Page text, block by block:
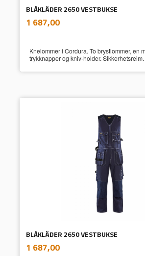
BLÅKLÄDER 2650 VESTBUKSE
Pris
1 687,00mva.
Knelommer i Cordura. To brystlommer, en
trykknapper og kniv-holder.
BLÅKLÄDER 2650 VESTBUKSE
Pris
1 687,00mva.